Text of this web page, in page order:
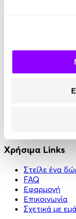
TikTok
YouTube
Χρήσιμα Links
Στείλε ένα
FAQ
Εφαρμογή
Επικοινωνία
Σχετικά με